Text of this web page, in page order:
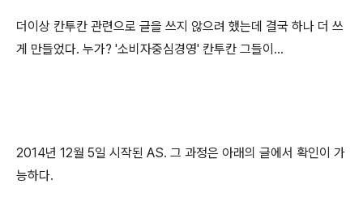
더이상 칸투칸 관련으로 글을 쓰지 않으려 했는데 결국 하나 더 쓰
게 만들었다. 누가? '소비자중심경영' 칸투칸 그들이...
2014년 12월 5일 시작된 AS. 그 과정은 아래의 글에서 확인이 가
능하다.